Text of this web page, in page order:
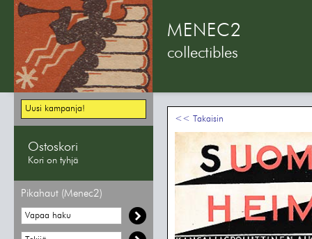
MENEC2
collectibles
Uusi kampanja!
Ostoskori
Kori on tyhjä
Pikahaut (Menec2)
<< Takaisin